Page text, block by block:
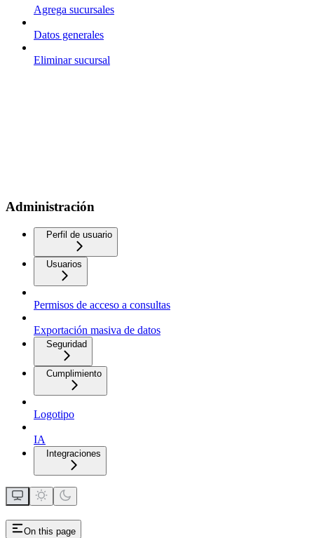
Agrega sucursales
Datos generales
Eliminar sucursal
Administración
Perfil de usuario
Usuarios
Permisos de acceso a consultas
Exportación masiva de datos
Seguridad
Cumplimiento
Logotipo
IA
Integraciones
On this page